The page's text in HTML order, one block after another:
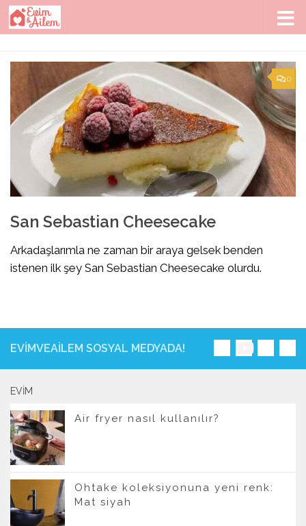
Skip to content
0
San Sebastian Cheesecake
Arkadaşlarımla ne zaman bir araya gelsek benden
istenen ilk şey San Sebastian Cheesecake olurdu.
EVIMVEAILEM SOSYAL MEDYADA!
EVIM
Air fryer nasıl kullanılır?
Ohtake koleksiyonuna yeni renk:
Mat siyah